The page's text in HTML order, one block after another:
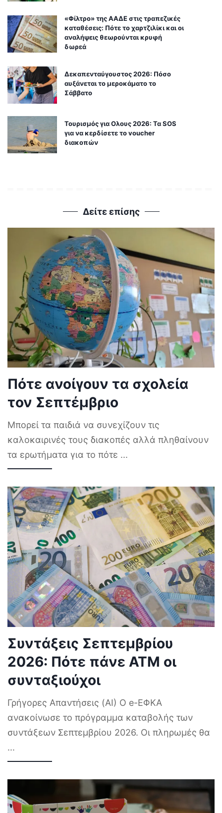
«Φίλτρο» της ΑΑΔΕ στις τραπεζικές
καταθέσεις: Πότε το χαρτζιλίκι και οι
αναλήψεις θεωρούνται κρυφή
δωρεά
Δεκαπενταύγουστος 2026: Πόσο
αυξάνεται το μεροκάματο το
Σάββατο
Τουρισμός για Ολους 2026: Τα SOS
για να κερδίσετε το voucher
διακοπών
Δείτε επίσης
Πότε ανοίγουν τα σχολεία
τον Σεπτέμβριο
Μπορεί τα παιδιά να συνεχίζουν τις
καλοκαιρινές τους διακοπές αλλά πληθαίνουν
τα ερωτήματα για το πότε ...
Συντάξεις Σεπτεμβρίου
2026: Πότε πάνε ΑΤΜ οι
συνταξιούχοι
Γρήγορες Απαντήσεις (AI) Ο e-ΕΦΚΑ
ανακοίνωσε το πρόγραμμα καταβολής των
συντάξεων Σεπτεμβρίου 2026. Οι πληρωμές θα
...